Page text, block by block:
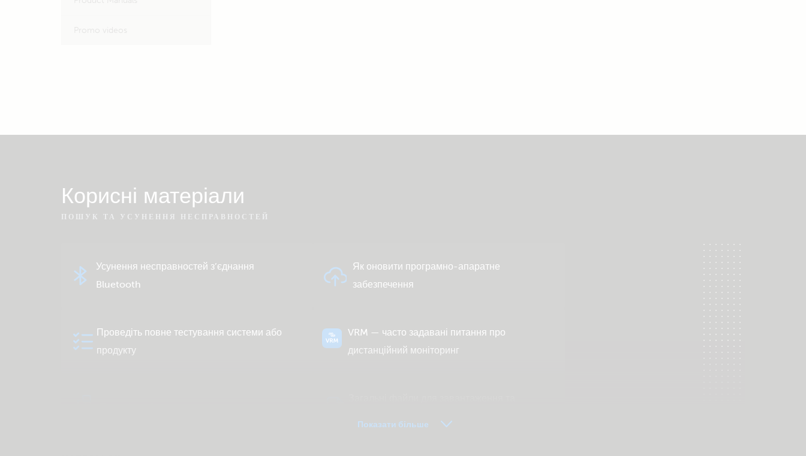
Корисні матеріали
ПОШУК ТА УСУНЕННЯ НЕСПРАВНОСТЕЙ
Усунення несправностей з’єднання
Bluetooth
Як оновити програмно-апаратне
забезпечення
Проведіть повне тестування системи або
продукту
VRM — часто задавані питання про
дистанційний моніторинг
Показати більше